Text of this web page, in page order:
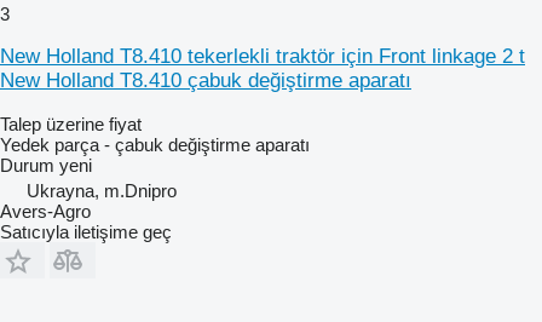
3
New Holland T8.410 tekerlekli traktör için Front linkage 2 t
New Holland T8.410 çabuk değiştirme aparatı
Talep üzerine fiyat
Yedek parça - çabuk değiştirme aparatı
Durum yeni
Ukrayna, m.Dnipro
Avers-Agro
Satıcıyla iletişime geç